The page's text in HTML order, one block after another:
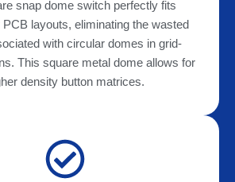
snap dome switch perfectly fits
PCB layouts, eliminating the wasted
with circular domes in grid-
This square metal dome allows for
density button matrices.